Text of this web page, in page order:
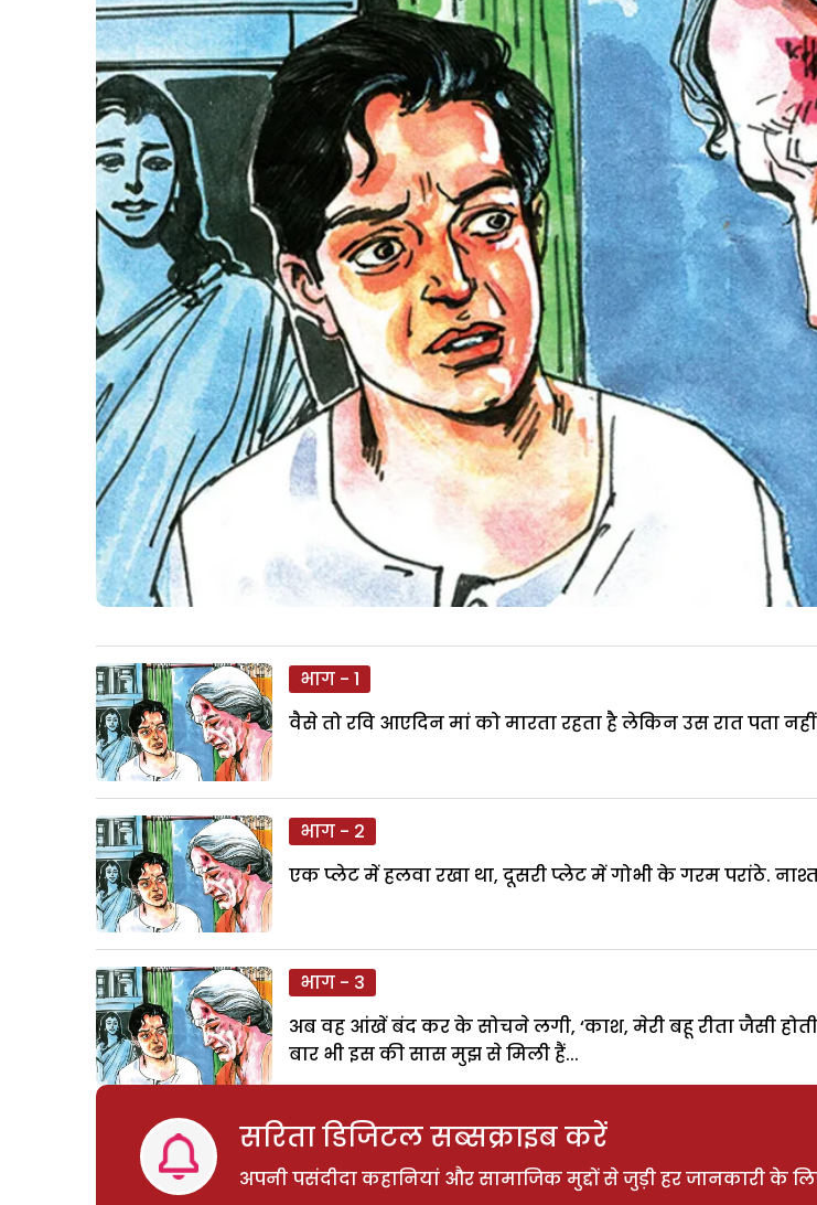
भाग - 1
वैसे तो रवि आएदिन मां को मारता रहता है लेकिन उस रात पता
भाग - 2
एक प्लेट में हलवा रखा था, दूसरी प्लेट में गोभी के गरम परांठे.
भाग - 3
अब वह आंखें बंद कर के सोचने लगी, ‘काश, मेरी बहू रीता जैसी
बार भी इस की सास मुझ से मिली हैं...
सरिता डिजिटल सब्सक्राइब करें
अपनी पसंदीदा कहानियां और सामाजिक मुद्दों से जुड़ी हर जानकारी के